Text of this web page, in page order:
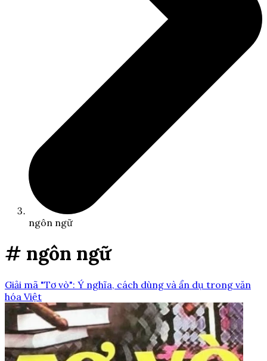
ngôn ngữ
# ngôn ngữ
Giải mã "Tơ vò": Ý nghĩa, cách dùng và ẩn dụ trong văn
hóa Việt